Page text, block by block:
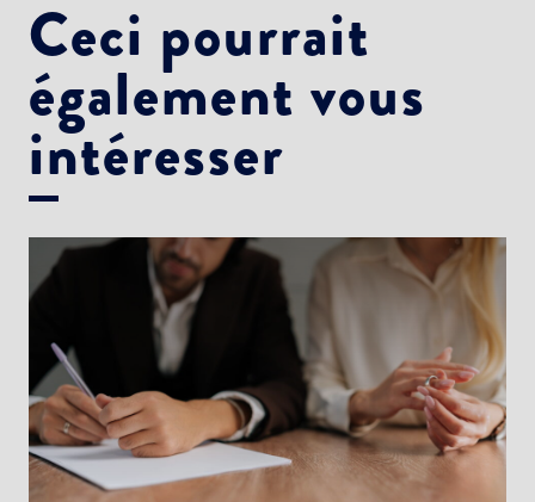
Ceci pourrait
également vous
intéresser